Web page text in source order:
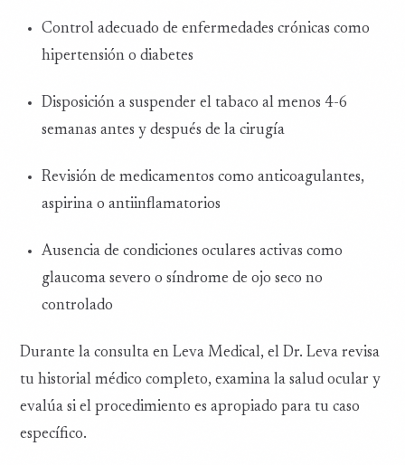
Control adecuado de enfermedades crónicas como
hipertensión o diabetes
Disposición a suspender el tabaco al menos 4-6
semanas antes y después de la cirugía
Revisión de medicamentos como anticoagulantes,
aspirina o antiinflamatorios
Ausencia de condiciones oculares activas como
glaucoma severo o síndrome de ojo seco no
controlado
Durante la consulta en Leva Medical, el Dr. Leva revisa
tu historial médico completo, examina la salud ocular y
evalúa si el procedimiento es apropiado para tu caso
específico.